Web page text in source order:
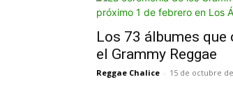
Los 73 álbumes que
el Grammy Reggae
Reggae Chalice - 15 de octubre